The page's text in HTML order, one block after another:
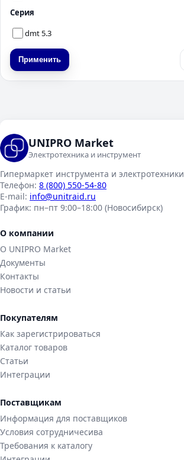
Серия
dmt 5.3
Применить
UNIPRO Market
Электротехника и инструмент
Гипермаркет инструмента и электротехники
Телефон: 8 (800) 550-54-80
E-mail: info@unitraid.ru
График: пн–пт 9:00–18:00 (Новосибирск)
О компании
О UNIPRO Market
Документы
Контакты
Новости и статьи
Покупателям
Как зарегистрироваться
Каталог товаров
Статьи
Интеграции
Поставщикам
Информация для поставщиков
Условия сотрудничесива
Требования к каталогу